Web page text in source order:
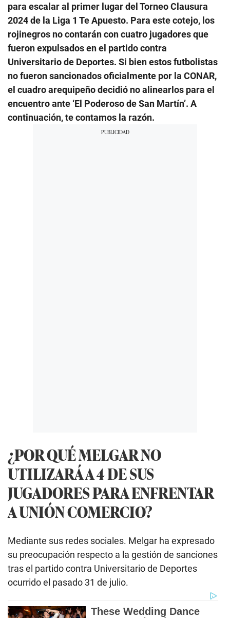
para escalar al primer lugar del Torneo Clausura
2024 de la Liga 1 Te Apuesto. Para este cotejo, los
rojinegros no contarán con cuatro jugadores que
fueron expulsados en el partido contra
Universitario de Deportes. Si bien estos futbolistas
no fueron sancionados oficialmente por la CONAR,
el cuadro arequipeño decidió no alinearlos para el
encuentro ante ‘El Poderoso de San Martín’. A
continuación, te contamos la razón.
¿POR QUÉ MELGAR NO
UTILIZARÁ A 4 DE SUS
JUGADORES PARA ENFRENTAR
A UNIÓN COMERCIO?
Mediante sus redes sociales. Melgar ha expresado
su preocupación respecto a la gestión de sanciones
tras el partido contra Universitario de Deportes
ocurrido el pasado 31 de julio.